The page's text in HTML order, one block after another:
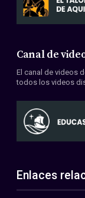
Canal de
El canal de videos
todos los videos
Enlaces